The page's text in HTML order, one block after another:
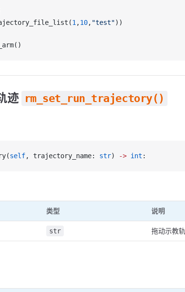
1 ,10, "test"))
迹 rm_set_run_trajectory()
self, trajectory_name: str) -> int :
类型 说明
str 拖动示教轨